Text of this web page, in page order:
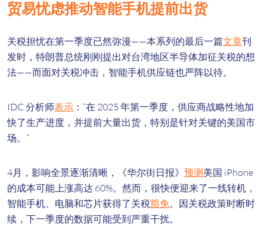
贸易忧虑推动智能手机提前出货
关税担忧在第一季度已然弥漫——本系列的最后一篇文章刊
发时，特朗普总统刚刚提出对台湾地区半导体加征关税的想
法——而面对关税冲击，智能手机供应链也严阵以待。
IDC 分析师表示 ：“在 2025 年第一季度，供应商战略性地加
快了生产进度，并提前大量出货，特别是针对关键的美国市
场。”
4月，影响全景逐渐清晰，《华尔街日报》 预测美国 iPhone
的成本可能上涨高达 60%。然而，很快便迎来了一线转机，
智能手机、电脑和芯片获得了关税豁免。因关税政策时断时
续，下一季度的数据可能受到严重干扰。